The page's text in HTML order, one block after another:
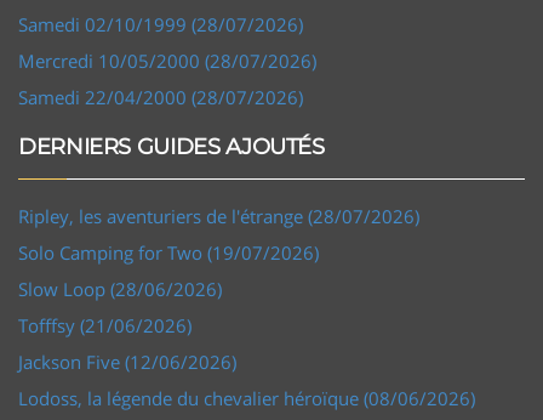
Samedi 02/10/1999 (28/07/2026)
Mercredi 10/05/2000 (28/07/2026)
Samedi 22/04/2000 (28/07/2026)
DERNIERS GUIDES AJOUTÉS
Ripley, les aventuriers de l'étrange (28/07/2026)
Solo Camping for Two (19/07/2026)
Slow Loop (28/06/2026)
Tofffsy (21/06/2026)
Jackson Five (12/06/2026)
Lodoss, la légende du chevalier héroïque (08/06/2026)